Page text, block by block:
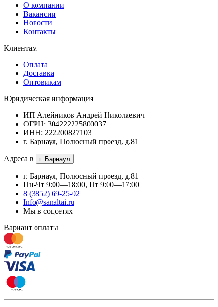
О компании
Вакансии
Новости
Контакты
Клиентам
Оплата
Доставка
Оптовикам
Юридическая информация
ИП Алейников Андрей Николаевич
ОГРН: 304222225800037
ИНН: 222200827103
г. Барнаул, Полюсный проезд, д.81
Адреса в г. Барнаул
г. Барнаул, Полюсный проезд, д.81
Пн-Чт 9:00—18:00, Пт 9:00—17:00
8 (3852) 69-25-02
Info@sanaltai.ru
Мы в соцсетях
Вариант оплаты